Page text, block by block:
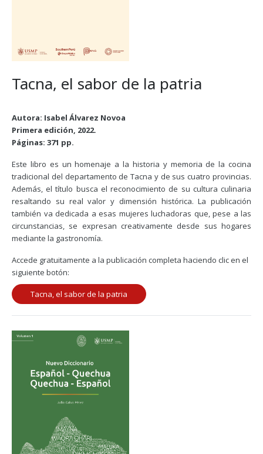
Tacna, el sabor de la patria
Autora: Isabel Álvarez Novoa
Primera edición, 2022.
Páginas: 371 pp.
Este libro es un homenaje a la historia y memoria de la cocina
tradicional del departamento de Tacna y de sus cuatro provincias.
Además, el título busca el reconocimiento de su cultura culinaria
resaltando su real valor y dimensión histórica. La publicación
también va dedicada a esas mujeres luchadoras que, pese a las
circunstancias, se expresan creativamente desde sus hogares
mediante la gastronomía.
Accede gratuitamente a la publicación completa haciendo clic en el
siguiente botón:
Tacna, el sabor de la patria